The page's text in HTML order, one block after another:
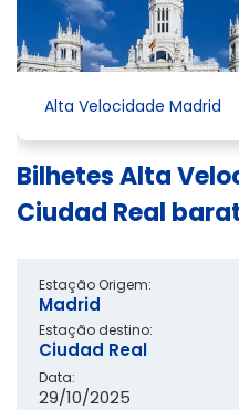
Alta Velocidade Madrid
Bilhetes Alta
Ciudad Real
Estação Origem:
Madrid
Estação destino:
Ciudad Real
Data:
29/10/2025